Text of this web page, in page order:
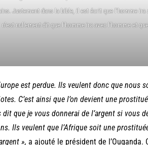
Justement dans la bible, il est écrit que l’homme
n’est nullement dit que l’homme ira avec l’homme et
est perdue. Ils veulent donc que nous
C’est ainsi que l’on devient une
dit que je vous donnerai de l’argent si vous
Ils veulent que l’Afrique soit une
», a ajouté le président de l’Ouganda.